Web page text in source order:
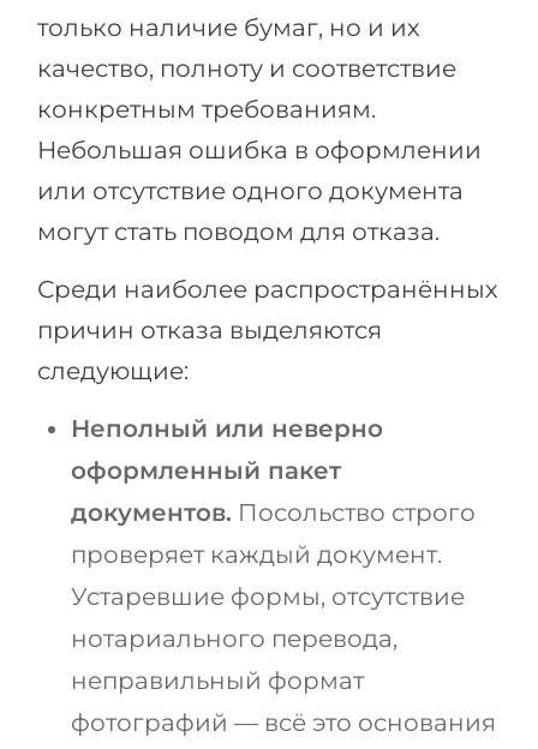
только наличие бумаг, но и их
качество, полноту и соответствие
конкретным требованиям.
Небольшая ошибка в оформлении
или отсутствие одного документа
могут стать поводом для отказа.
Среди наиболее распространённых
причин отказа выделяются
следующие:
Неполный или неверно
оформленный пакет
документов. Посольство строго
проверяет каждый документ.
Устаревшие формы, отсутствие
нотариального перевода,
неправильный формат
фотографий — всё это основания